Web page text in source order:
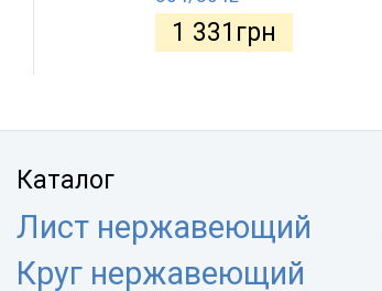
1 331 грн
Каталог
Лист нержавеющий
Круг нержавеющий